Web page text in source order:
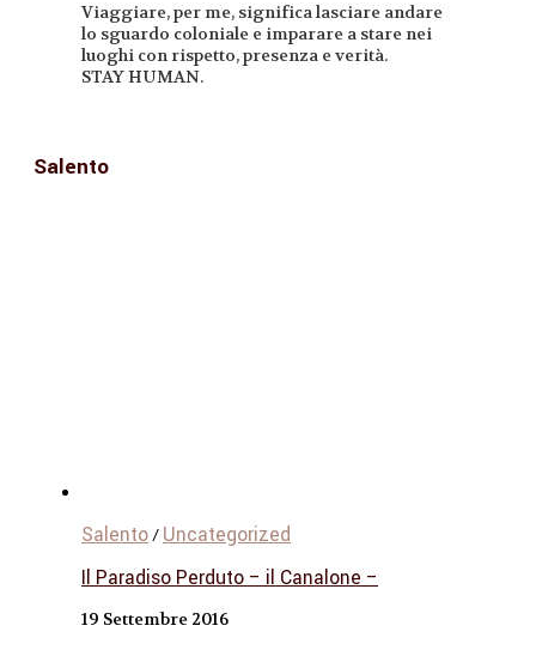
Viaggiare, per me, significa lasciare andare
lo sguardo coloniale e imparare a stare nei
luoghi con rispetto, presenza e verità.
STAY HUMAN.
Salento
Salento/ Uncategorized
Il Paradiso Perduto – il Canalone –
19 Settembre 2016